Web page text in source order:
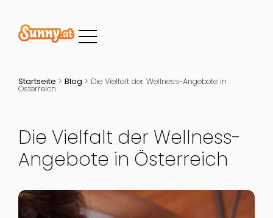
Startseite > Blog > Die Vielfalt der Wellness-Angebote in
Österreich
Die Vielfalt der Wellness-
Angebote in Österreich